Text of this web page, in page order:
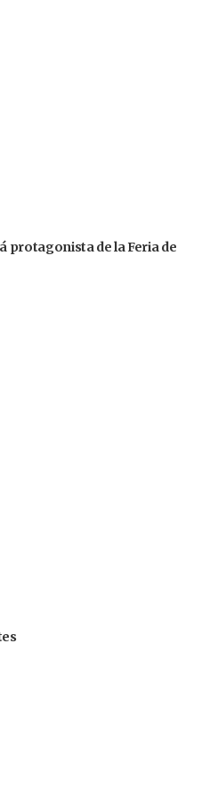
protagonista de la Feria de